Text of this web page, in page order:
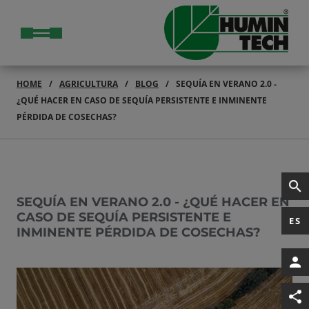
ES
HOME AGRICULTURA BLOG
SEQUÍA EN VERANO 2.0 -
¿QUÉ HACER EN CASO DE SEQUÍA PERSISTENTE E INMINENTE
PÉRDIDA DE COSECHAS?
SEQUÍA EN VERANO 2.0 - ¿QUÉ HACER EN
CASO DE SEQUÍA PERSISTENTE E
INMINENTE PÉRDIDA DE COSECHAS?